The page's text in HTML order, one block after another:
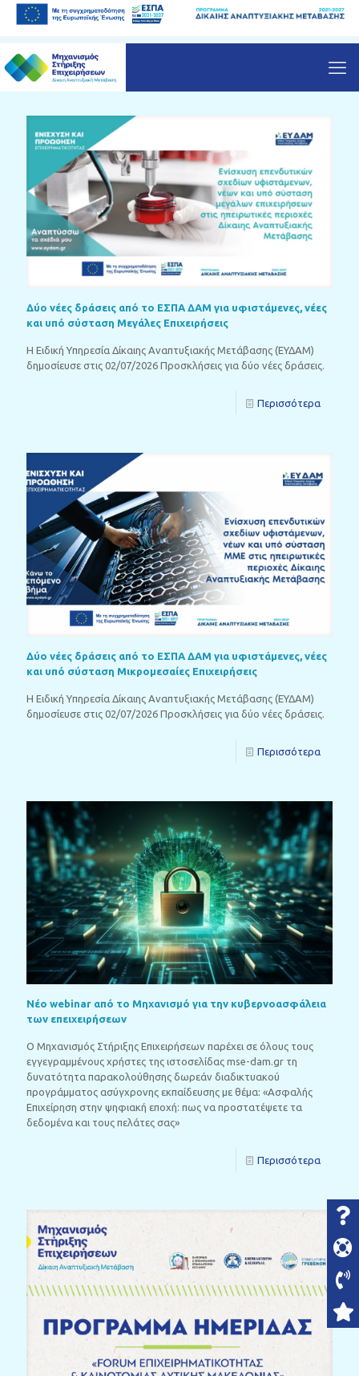
Δύο νέες δράσεις από το ΕΣΠΑ ΔΑΜ για υφιστάμενες, νέες
και υπό σύσταση Μεγάλες Επιχειρήσεις
Η Ειδική Υπηρεσία Δίκαιης Αναπτυξιακής Μετάβασης (ΕΥΔΑΜ)
δημοσίευσε στις 02/07/2026 Προσκλήσεις για δύο νέες δράσεις.
Περισσότερα
Δύο νέες δράσεις από το ΕΣΠΑ ΔΑΜ για υφιστάμενες, νέες
και υπό σύσταση Μικρομεσαίες Επιχειρήσεις
Η Ειδική Υπηρεσία Δίκαιης Αναπτυξιακής Μετάβασης (ΕΥΔΑΜ)
δημοσίευσε στις 02/07/2026 Προσκλήσεις για δύο νέες δράσεις.
Περισσότερα
Νέο webinar από το Μηχανισμό για την κυβερνοασφάλεια
των επειχειρήσεων
Ο Μηχανισμός Στήριξης Επιχειρήσεων παρέχει σε όλους τους
εγγεγραμμένους χρήστες της ιστοσελίδας mse-dam.gr τη
δυνατότητα παρακολούθησης δωρεάν διαδικτυακού
προγράμματος ασύγχρονης εκπαίδευσης με θέμα: «Ασφαλής
Επιχείρηση στην ψηφιακή εποχή: πως να προστατέψετε τα
δεδομένα και τους πελάτες σας»
Περισσότερα